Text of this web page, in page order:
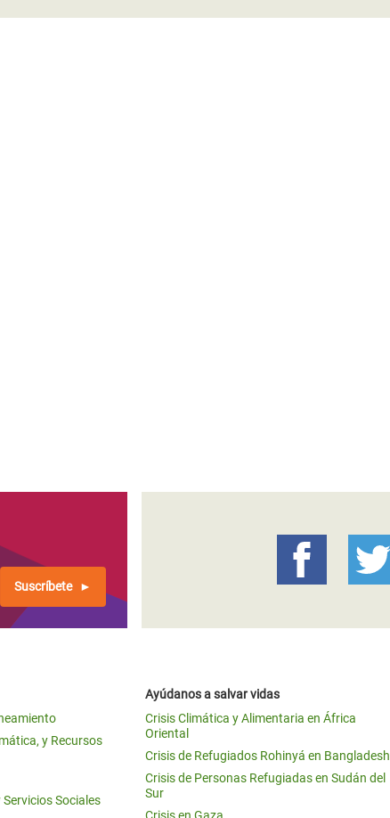
Suscríbete
y Recursos
Sociales
Ayúdanos a salvar vidas
Crisis Climática y Alimentaria en África
Oriental
Crisis de Refugiados Rohinyá en Bangladesh
Crisis de Personas Refugiadas en Sudán del
Sur
Crisis en Gaza